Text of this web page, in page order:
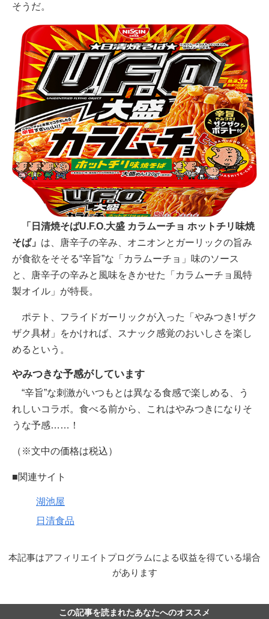
そうだ。
「日清焼そばU.F.O.大盛 カラムーチョ ホットチリ味焼
そば」 は、唐辛子の辛み、オニオンとガーリックの旨み
が食欲をそそる“辛旨”な「カラムーチョ」味のソース
と、唐辛子の辛みと風味をきかせた「カラムーチョ風特
製オイル」が特長。
ポテト、フライドガーリックが入った「やみつき! ザク
ザク具材」をかければ、スナック感覚のおいしさを楽し
めるという。
やみつきな予感がしています
“辛旨”な刺激がいつもとは異なる食感で楽しめる、う
れしいコラボ。食べる前から、これはやみつきになりそ
うな予感……！
（※文中の価格は税込）
■関連サイト
湖池屋
日清食品
本記事はアフィリエイトプログラムによる収益を得ている場合
があります
この記事を読まれたあなたへのオススメ